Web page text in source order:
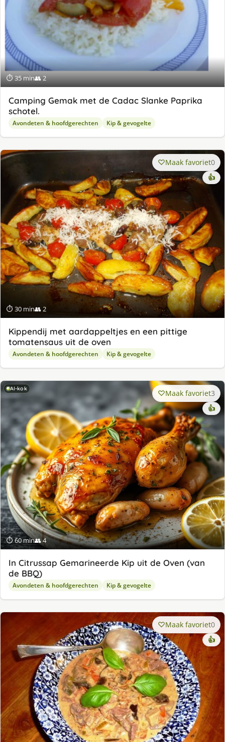
⏱ 35 min👥 2
Camping Gemak met de Cadac Slanke Paprika
schotel.
Avondeten & hoofdgerechten Kip & gevogelte
⏱ 30 min👥 2
Maak favoriet0
👍
Kippendij met aardappeltjes en een pittige
tomatensaus uit de oven
Avondeten & hoofdgerechten Kip & gevogelte
AI-kok
⏱ 60 min👥 4
Maak favoriet3
👍
In Citrussap Gemarineerde Kip uit de Oven (van
de BBQ)
Avondeten & hoofdgerechten Kip & gevogelte
Maak favoriet0
👍